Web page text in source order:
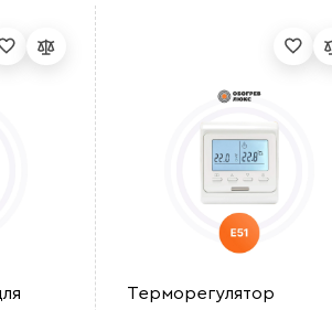
Терморегулятор